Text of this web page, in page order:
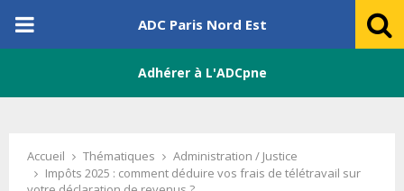
PRIMARY
ADC Paris Nord Est
Adhérer à L'ADCpne
Accueil Thématiques
Administration / Justice
Impôts 2025 : comment déduire vos frais de télétravail sur